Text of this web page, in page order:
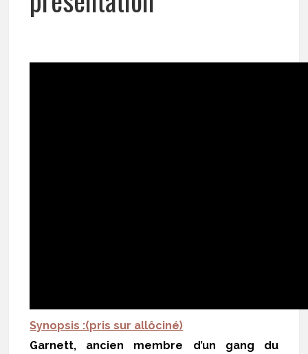
Synopsis :(pris sur allôciné)
Garnett, ancien membre d’un gang du